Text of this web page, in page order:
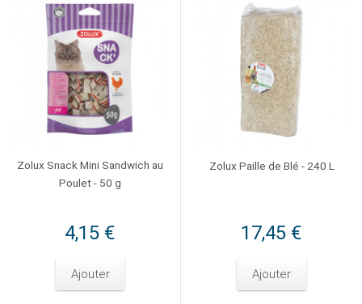
Zolux Snack Mini Sandwich au
Poulet - 50 g
4,15 €
Ajouter
Zolux Paille de Blé - 240 L
17,45 €
Ajouter